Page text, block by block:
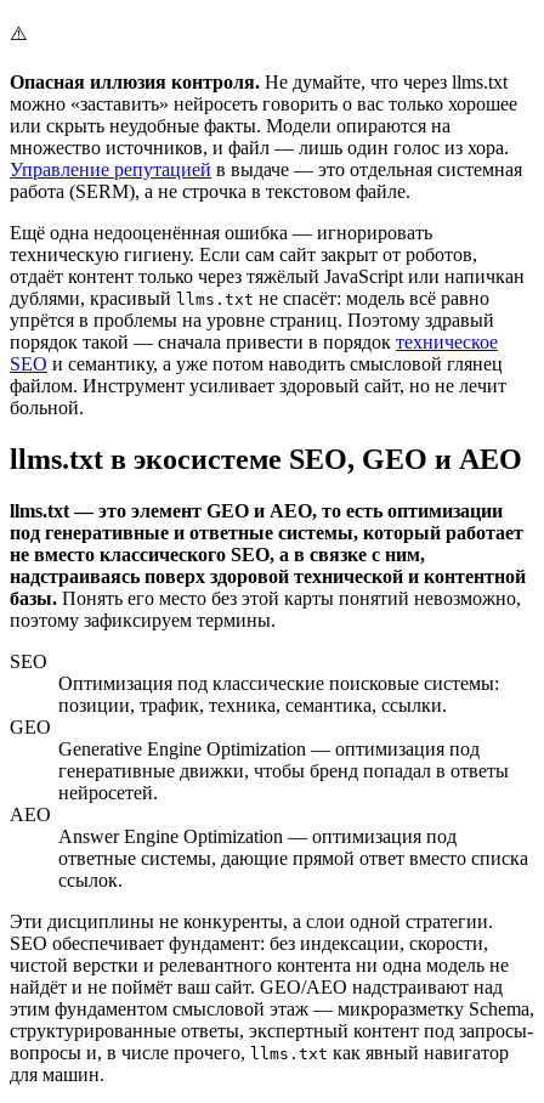
⚠️
Опасная иллюзия контроля. Не думайте, что через llms.txt
можно «заставить» нейросеть говорить о вас только хорошее
или скрыть неудобные факты. Модели опираются на
множество источников, и файл — лишь один голос из хора.
Управление репутацией в выдаче — это отдельная системная
работа (SERM), а не строчка в текстовом файле.
Ещё одна недооценённая ошибка — игнорировать
техническую гигиену. Если сам сайт закрыт от роботов,
отдаёт контент только через тяжёлый JavaScript или напичкан
дублями, красивый llms.txt не спасёт: модель всё равно
упрётся в проблемы на уровне страниц. Поэтому здравый
порядок такой — сначала привести в порядок техническое
SEO и семантику, а уже потом наводить смысловой глянец
файлом. Инструмент усиливает здоровый сайт, но не лечит
больной.
llms.txt в экосистеме SEO, GEO и AEO
llms.txt — это элемент GEO и AEO, то есть оптимизации
под генеративные и ответные системы, который работает
не вместо классического SEO, а в связке с ним,
надстраиваясь поверх здоровой технической и контентной
базы. Понять его место без этой карты понятий невозможно,
поэтому зафиксируем термины.
SEO
Оптимизация под классические поисковые системы:
позиции, трафик, техника, семантика, ссылки.
GEO
Generative Engine Optimization — оптимизация под
генеративные движки, чтобы бренд попадал в ответы
нейросетей.
AEO
Answer Engine Optimization — оптимизация под
ответные системы, дающие прямой ответ вместо списка
ссылок.
Эти дисциплины не конкуренты, а слои одной стратегии.
SEO обеспечивает фундамент: без индексации, скорости,
чистой верстки и релевантного контента ни одна модель не
найдёт и не поймёт ваш сайт. GEO/AEO надстраивают над
этим фундаментом смысловой этаж — микроразметку Schema,
структурированные ответы, экспертный контент под запросы-
вопросы и, в числе прочего, llms.txt как явный навигатор
для машин.